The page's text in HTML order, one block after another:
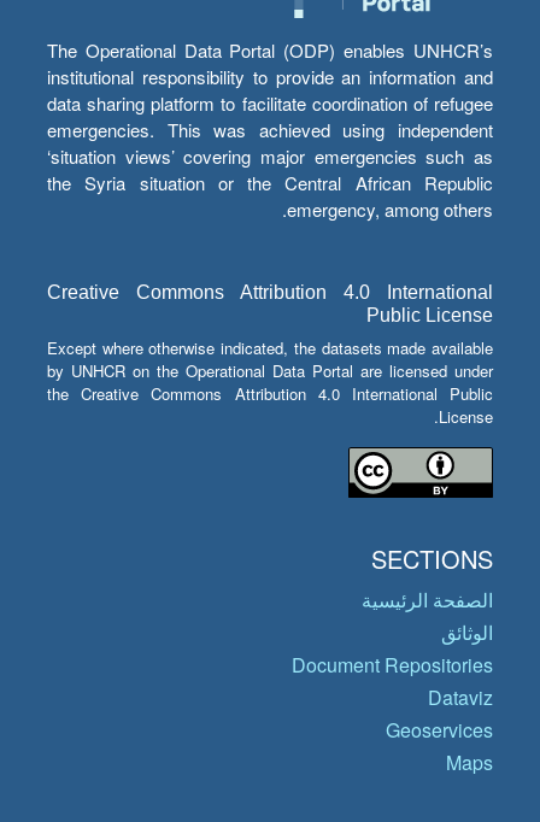
The Operational Data Portal (ODP) enables UNHCR’s
institutional responsibility to provide an information and
data sharing platform to facilitate coordination of refugee
emergencies. This was achieved using independent
‘situation views’ covering major emergencies such as
the Syria situation or the Central African Republic
emergency, among others.
Creative Commons Attribution 4.0 International
Public License
Except where otherwise indicated, the datasets made available
by UNHCR on the Operational Data Portal are licensed under
the Creative Commons Attribution 4.0 International Public
License.
SECTIONS
الصفحة الرئيسية
الوثائق
Document Repositories
Dataviz
Geoservices
Maps